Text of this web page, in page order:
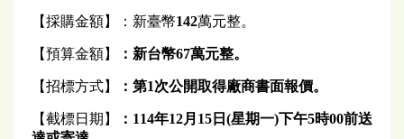
【採購金額】：新臺幣142萬元整。
【預算金額】 ： 新台幣67萬元整。
【招標方式】 ：第1次公開取得廠商書面報價。
【截標日期】 ： 114年12月15日(星期一)下午5時00前送